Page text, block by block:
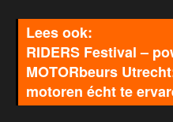
RIDERS Festival –
MOTORbeurs
motoren écht te